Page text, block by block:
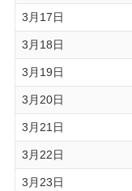
3月17日
3月18日
3月19日
3月20日
3月21日
3月22日
3月23日